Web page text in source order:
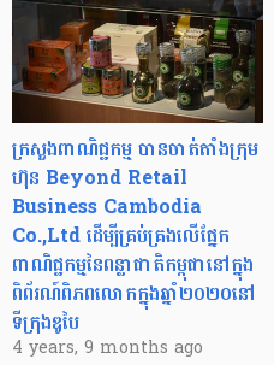
ក្រសួងពាណិជ្ជកម្ម បានចាត់តាំងក្រុម
ហ៊ុន Beyond Retail
Business Cambodia
Co.,Ltd ដើម្បីគ្រប់គ្រងលើផ្នែក
ពាណិជ្ជកម្មនៃពន្លាជាតិកម្ពុជានៅក្នុង
ពិព័រណ៍ពិភពលោកក្នុងឆ្នាំ២០២០នៅ
ទីក្រុងឌូបៃ
4 years, 9 months ago